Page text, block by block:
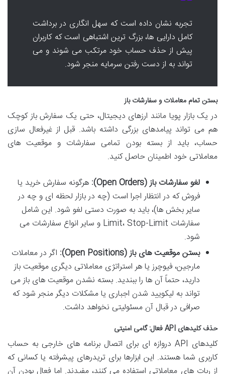
تجربه نشان داده است که سهل انگاری در برداشت
کامل دارایی ها، بزرگ ترین اشتباهی است که کاربران
پیش از حذف حساب خود مرتکب می شوند و می
تواند به از دست رفتن سرمایه منجر شود.
بستن تمام معاملات و سفارشات باز
در یک بازار پویا مانند ارزهای دیجیتال، حتی یک سفارش باز کوچک
هم می تواند پیامدهای بزرگی داشته باشد. قبل از غیرفعال سازی
حساب، باید از بسته بودن تمامی سفارشات و موقعیت های
معاملاتی خود اطمینان حاصل کنید.
لغو سفارشات باز (Open Orders):
هرگونه سفارش خرید یا
فروش که در انتظار اجرا است (چه در بازار لحظه ای و چه در
سایر بخش ها)، باید به صورت دستی لغو شود. این شامل
سفارشات Limit، Stop-Limit و سایر انواع سفارشات می
شود.
بستن موقعیت های باز (Open Positions):
اگر در معاملات
مارجین، فیوچرز یا هر استراتژی معاملاتی دیگری موقعیت باز
دارید، حتماً آن ها را ببندید. بسته نشدن موقعیت های باز می
تواند به لیکویید شدن اجباری یا مشکلات دیگر منجر شود که
صرافی در قبال آن مسئولیتی نخواهد داشت.
حذف کلیدهای API فعال: گامی امنیتی
کلیدهای API دروازه ای برای اتصال برنامه های خارجی به حساب
کاربری شما هستند. این ابزارها برای تریدرهای پیشرفته یا کسانی که